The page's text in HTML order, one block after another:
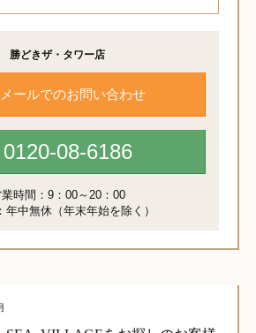
勝どきザ・タワー店
メールでのお問い合わせ
0120-08-6186
時間：9：00～20：00
年中無休（年末年始を除く）